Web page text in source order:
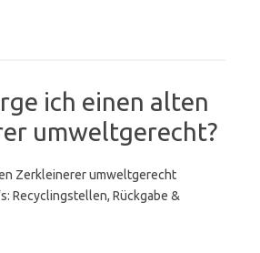
ich einen alten
umweltgerecht?
Zerkleinerer umweltgerecht
Recyclingstellen, Rückgabe &